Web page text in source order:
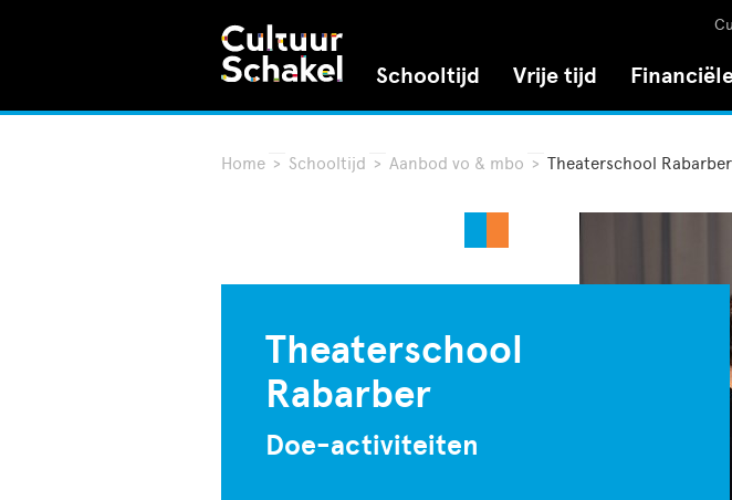
Schooltijd Vrije tijd
Home > Schooltijd > Aanbod vo & mbo > Theaterschool Rabarber
Theaterschool
Rabarber
Doe-activiteiten